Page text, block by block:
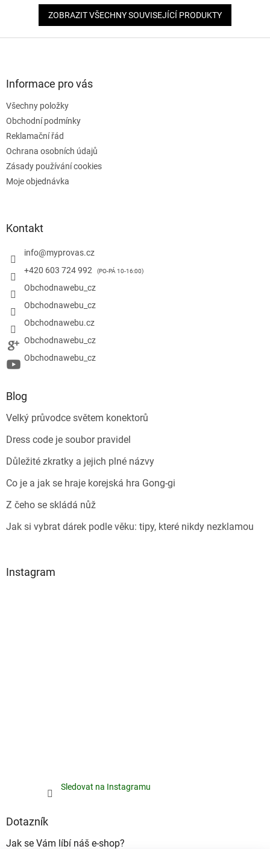
ZOBRAZIT VŠECHNY SOUVISEJÍCÍ PRODUKTY
Informace pro vás
Všechny položky
Obchodní podmínky
Reklamační řád
Ochrana osobních údajů
Zásady používání cookies
Moje objednávka
Kontakt
info@myprovas.cz
+420 603 724 992
Obchodnawebu_cz
Obchodnawebu_cz
Obchodnawebu.cz
Obchodnawebu_cz
Obchodnawebu_cz
Blog
Velký průvodce světem konektorů
Dress code je soubor pravidel
Důležité zkratky a jejich plné názvy
Co je a jak se hraje korejská hra Gong-gi
Z čeho se skládá nůž
Jak si vybrat dárek podle věku: tipy, které nikdy nezklamou
Instagram
Sledovat na Instagramu
Dotazník
Jak se Vám líbí náš e-shop?